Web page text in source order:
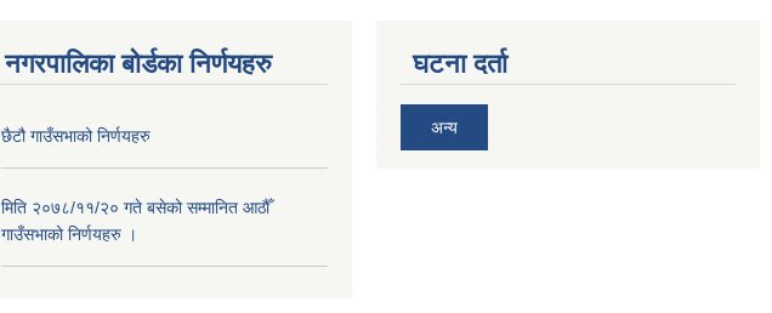
नगरपालिका बोर्डका निर्णयहरु
छैटौ गाउँसभाको निर्णयहरु
मिति २०७८/११/२० गते बसेको सम्मानित आठौँ
गाउँसभाको निर्णयहरु ।
घटना दर्ता
अन्य